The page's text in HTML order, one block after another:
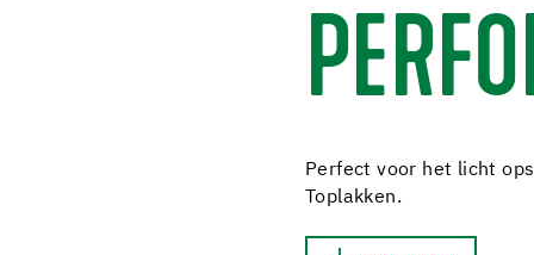
Perfect voor het licht
Toplakken.